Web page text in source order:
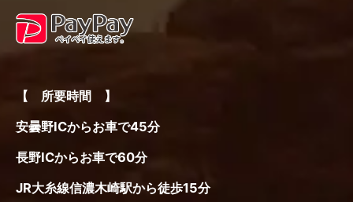
【 所要時間 】
安曇野ICからお車で45分
長野ICからお車で60分
JR大糸線信濃木崎駅から徒歩15分